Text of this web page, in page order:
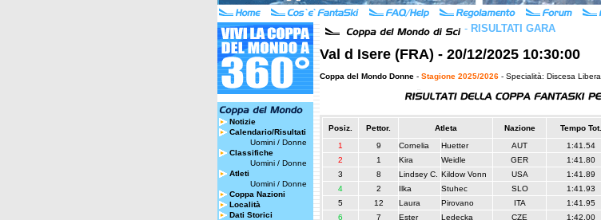
Notizie
Calendario/Risultati
Uomini / Donne
Classifiche
Uomini / Donne
Atleti
Uomini / Donne
Coppa Nazioni
Località
Dati Storici
- RISULTATI GARA
Val d Isere (FRA) - 20/12/2025 10:30:00
Coppa del Mondo Donne - Stagione 2025/2026 - Specialità: Discesa Libera
Posiz. Pettor. Atleta Nazione Tempo Tot.
1
9 Cornelia Huetter AUT 1:41.54
2
1 Kira Weidle GER 1:41.80
3
8 Lindsey C. Kildow Vonn USA 1:41.89
4
2 Ilka Stuhec SLO 1:41.93
5
12 Laura Pirovano ITA 1:41.95
6
7 Ester Ledecka CZE 1:42.00